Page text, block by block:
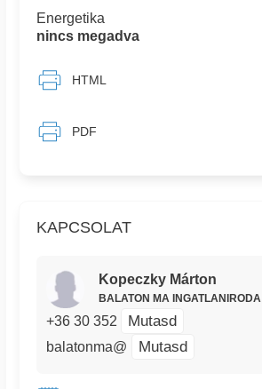
KAPCSOLAT
Kopeczky Márton
BALATON MA INGATLANIRODA
+36 30 352 Mutasd
balatonma@ Mutasd
Energetika
nincs megadva
HTML
PDF